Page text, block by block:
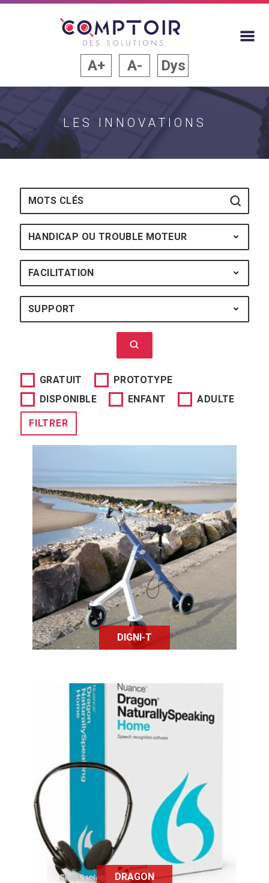
A+ A- Dys
LES INNOVATIONS
Mots-clés
HANDICAP OU TROUBLE MOTEUR HANDICAP :
FACILITATION
SUPPORT
GRATUIT
PROTOTYPE
DISPONIBLE
ENFANT ADULTE
FILTRER
DIGNI-T
La draisienne Noli est développée
par Digni T pour aider à la mobilité,
la reprise d'activités physiques
douces ou la rééducation des PMR.
DRAGON
Dragon est un logiciel de
reconnaissance vocale à destination
des personnes touchées par un
trouble physique ou bien par un
trouble cognitif.